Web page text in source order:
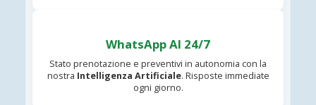
WhatsApp AI 24/7
Stato prenotazione e preventivi in autonomia con la
nostra Intelligenza Artificiale. Risposte immediate
ogni giorno.